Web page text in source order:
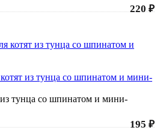
220 ₽
из тунца со шпинатом и мини-
тунца со шпинатом и мини-
195 ₽